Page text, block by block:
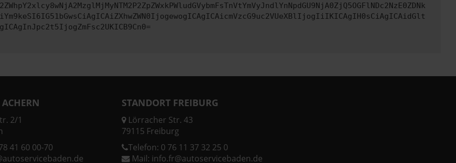
2/1
41 60 00-70
STANDORT FREIBURG
Lörracher Str. 43
79115 Freiburg
Telefon: 0 76 11 37 32 25 0
Mail: info.fr@autoservicebaden.de